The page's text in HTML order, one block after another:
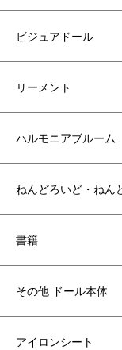
ビジュアドール
リーメント
ハルモニアブルーム
ねんどろいど・ねん
書籍
その他 ドール本体
アイロンシート